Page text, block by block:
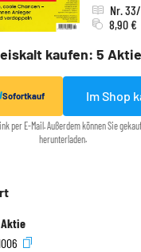
eiskalt kaufen: 5
Nr.
8,90 €
Sofortkauf Im Shop
per E-Mail. Außerdem können Sie
herunterladen.